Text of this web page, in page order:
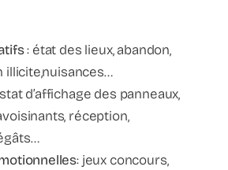
: état des lieux, abandon,
illicite,nuisances…
d’affichage des panneaux,
réception,
: jeux concours,